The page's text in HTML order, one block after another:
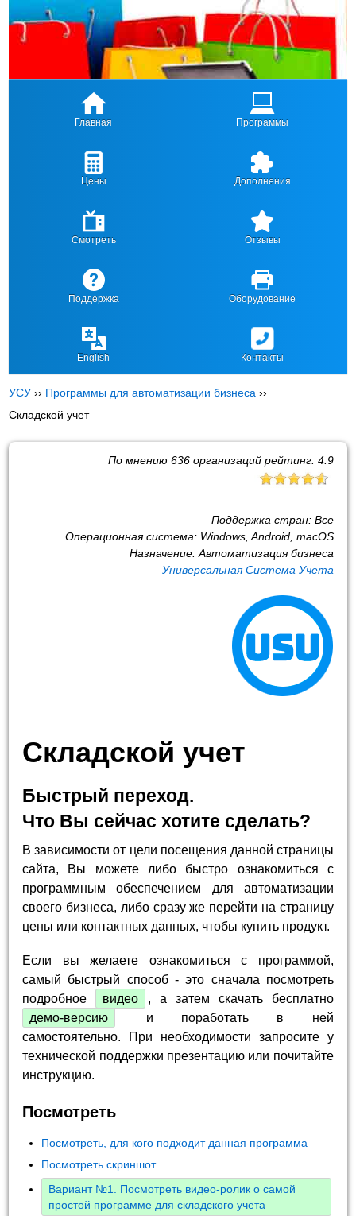
Главная Программы
Цены Дополнения
Смотреть Отзывы
Поддержка Оборудование
English Контакты
УСУ ›› Программы для автоматизации бизнеса ››
Складской учет
По мнению 636организаций рейтинг: 4.9
Поддержка стран: Все
Операционная система: Windows, Android, macOS
Назначение: Автоматизация бизнеса
Универсальная Система Учета
Складской учет
Быстрый переход.
Что Вы сейчас хотите сделать?
В зависимости от цели посещения данной страницы
сайта, Вы можете либо быстро ознакомиться с
программным обеспечением для автоматизации
своего бизнеса, либо сразу же перейти на страницу
цены или контактных данных, чтобы купить продукт.
Если вы желаете ознакомиться с программой,
самый быстрый способ - это сначала посмотреть
подробное
видео
, а затем скачать бесплатно
демо-версию
и поработать в ней
самостоятельно. При необходимости запросите у
технической поддержки презентацию или почитайте
инструкцию.
Посмотреть
Посмотреть, для кого подходит данная программа
Посмотреть скриншот
Вариант №1. Посмотреть видео-ролик о самой
простой программе для складского учета